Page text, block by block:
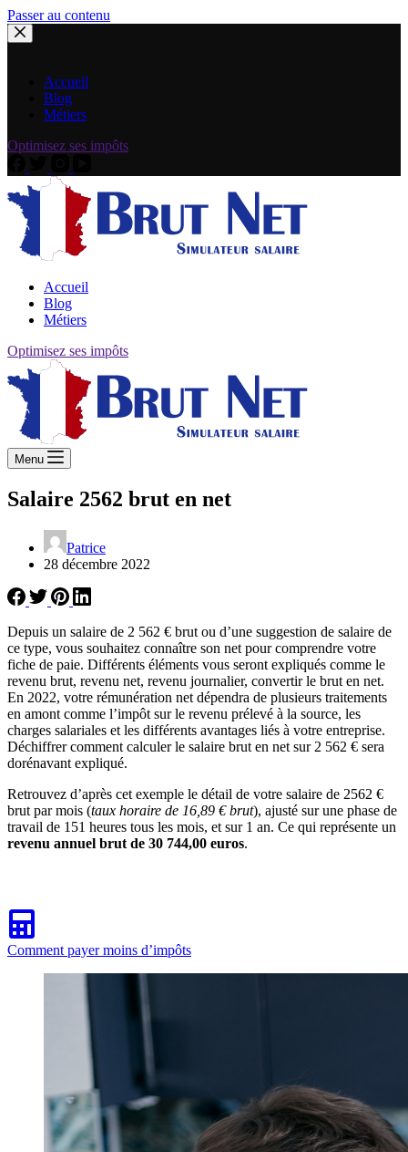
Passer au contenu
Accueil
Blog
Métiers
Optimisez ses impôts
Accueil
Blog
Métiers
Optimisez ses impôts
Menu
Salaire 2562 brut en net
Patrice
28 décembre 2022
Depuis un salaire de 2 562 € brut ou d’une suggestion de salaire de
ce type, vous souhaitez connaître son net pour comprendre votre
fiche de paie. Différents éléments vous seront expliqués comme le
revenu brut, revenu net, revenu journalier, convertir le brut en net.
En 2022, votre rémunération net dépendra de plusieurs traitements
en amont comme l’impôt sur le revenu prélevé à la source, les
charges salariales et les différents avantages liés à votre entreprise.
Déchiffrer comment calculer le salaire brut en net sur 2 562 € sera
dorénavant expliqué.
Retrouvez d’après cet exemple le détail de votre salaire de 2562 €
brut par mois (taux horaire de 16,89 € brut), ajusté sur une phase de
travail de 151 heures tous les mois, et sur 1 an. Ce qui représente un
revenu annuel brut de 30 744,00 euros.
Comment payer moins d’impôts